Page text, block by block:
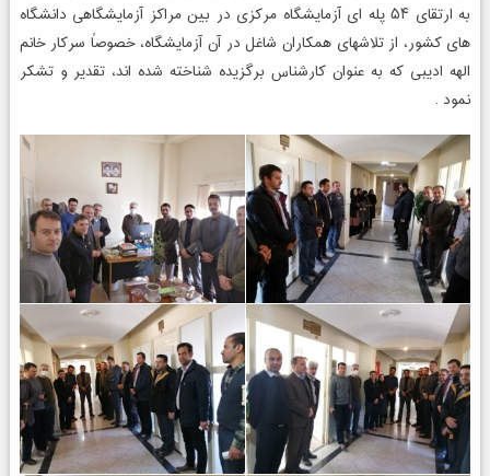
به ارتقای ۵۴ پله ای آزمایشگاه مرکزی در بین مراکز آزمایشگاهی دانشگاه
های کشور، از تلاشهای همکاران شاغل در آن آزمایشگاه، خصوصاً سرکار خانم
الهه ادیبی که به عنوان کارشناس برگزیده شناخته شده اند، تقدیر و تشکر
نمود .